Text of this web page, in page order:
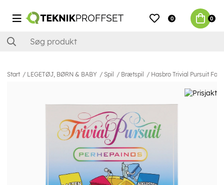
0 0
Start LEGETØJ, BØRN & BABY Spil Brætspil Hasbro Trivial Pursuit